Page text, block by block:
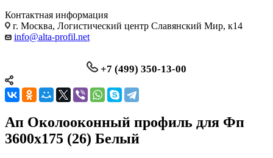
Контактная информация
г. Москва, Логистический центр Славянский Мир, к14
info@alta-profil.net
+7 (499) 350-13-00
Ап Околооконный профиль для Фп
3600х175 (26) Белый